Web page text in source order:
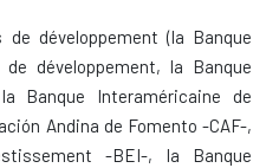
de développement (la Banque
développement, la Banque
Banque Interaméricaine de
Andina de Fomento -CAF-,
-BEI-, la Banque